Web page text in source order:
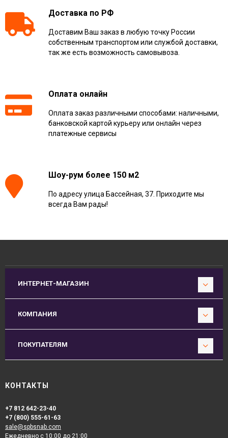
Доставка по РФ
Доставим Ваш заказ в любую точку России
собственным транспортом или службой доставки,
так же есть возможность самовывоза.
Оплата онлайн
Оплата заказ различными способами: наличными,
банковской картой курьеру или онлайн через
платежные сервисы
Шоу-рум более 150 м2
По адресу улица Бассейная, 37. Приходите мы
всегда Вам рады!
ИНТЕРНЕТ-МАГАЗИН
КОМПАНИЯ
ПОКУПАТЕЛЯМ
КОНТАКТЫ
+7 812 642-23-40
+7 (800) 555-61-63
sale@spbsnab.com
Ежедневно с 10:00 до 21:00